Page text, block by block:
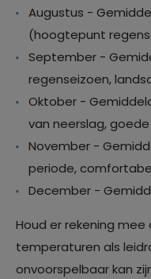
Augustus -
(hoogtepunt
September -
regenseizoen,
Oktober -
van neerslag,
November -
periode,
December -
Houd er rekening
temperaturen als
onvoorspelbaar kan